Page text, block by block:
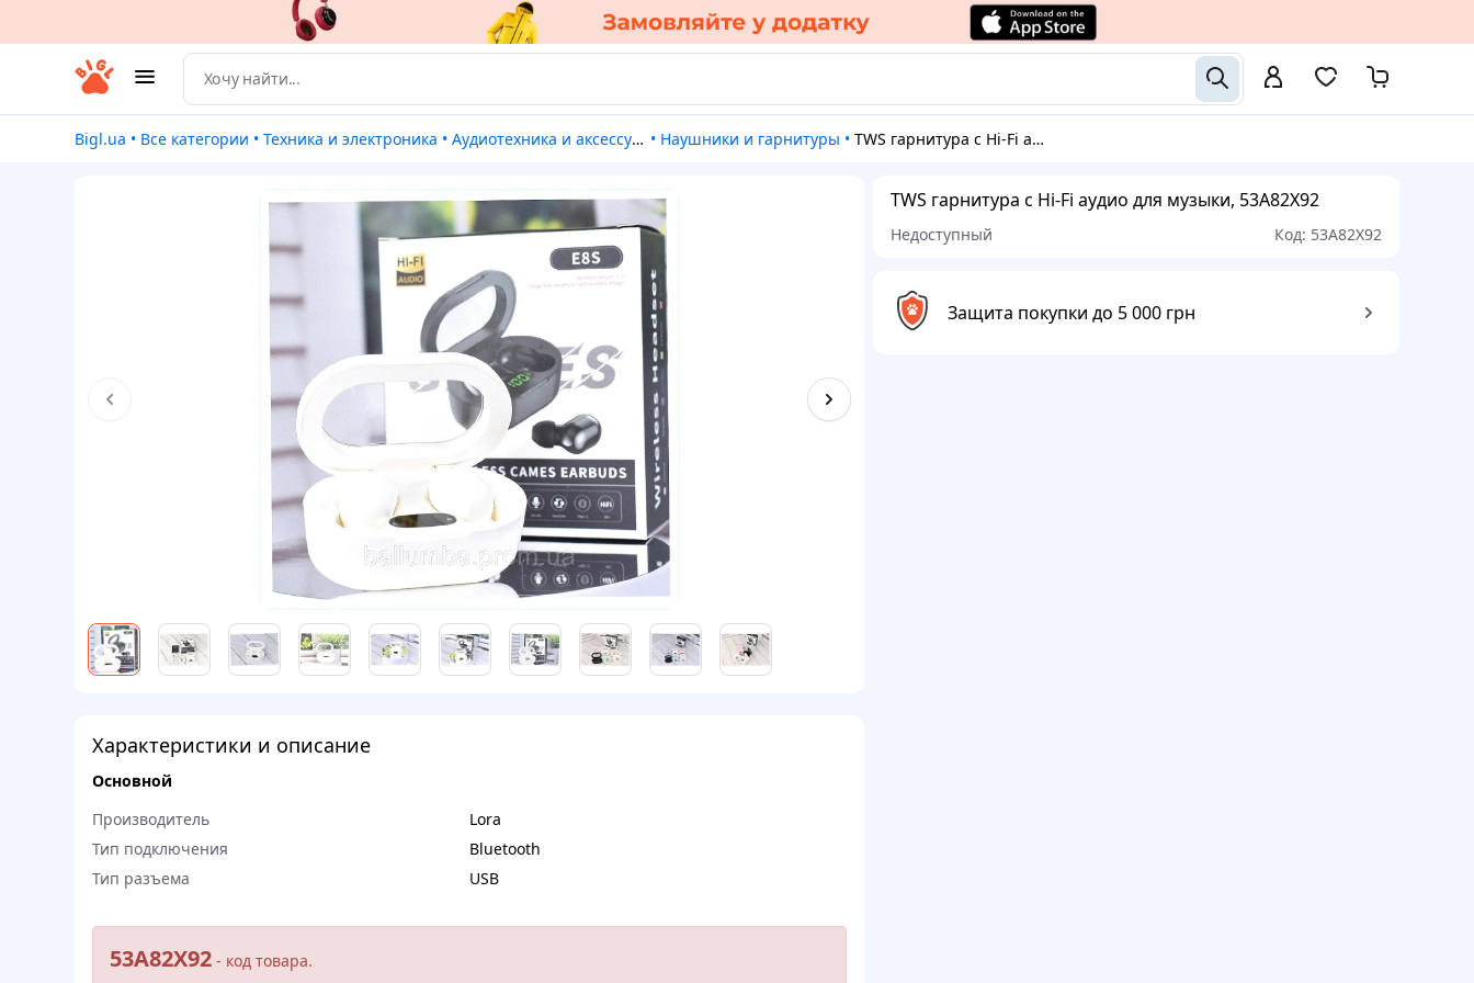
Bigl.ua • Все категории • Техника и электроника • Аудиотехника и аксессуары • Наушники и гарнитуры • TWS гарнитура с Hi-Fi аудио для музыки, 53A82X92
TWS гарнитура с Hi-Fi аудио для музыки, 53A82X92
Недоступный Код: 53A82X92
Защита покупки до 5 000 грн
Характеристики и описание
Основной
Производитель
Lora
Тип подключения
Bluetooth
Тип разъема
USB
53A82X92 - кoд тoвapa.